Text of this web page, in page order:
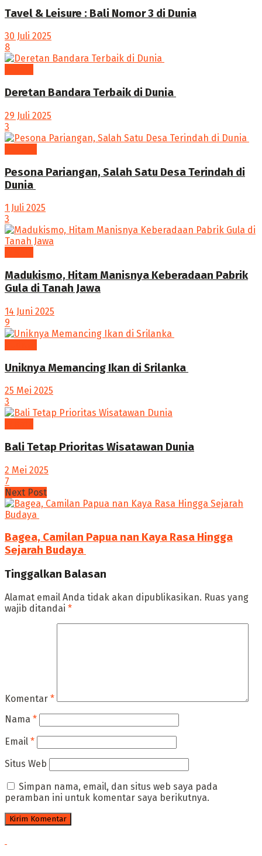
Tavel & Leisure : Bali Nomor 3 di Dunia
30 Juli 2025
8
Deretan Bandara Terbaik di Dunia ‎
29 Juli 2025
3
Pesona Pariangan, Salah Satu Desa Terindah di
Dunia ‎
1 Juli 2025
3
Madukismo, Hitam Manisnya Keberadaan Pabrik
Gula di Tanah Jawa
14 Juni 2025
9
Uniknya Memancing Ikan di Srilanka
25 Mei 2025
3
Bali Tetap Prioritas Wisatawan Dunia
2 Mei 2025
7
Next Post
Bagea, Camilan Papua nan Kaya Rasa Hingga
Sejarah Budaya ‎
Tinggalkan Balasan
Alamat email Anda tidak akan dipublikasikan. Ruas yang
wajib ditandai *
Komentar *
Nama *
Email *
Situs Web
Simpan nama, email, dan situs web saya pada
peramban ini untuk komentar saya berikutnya.